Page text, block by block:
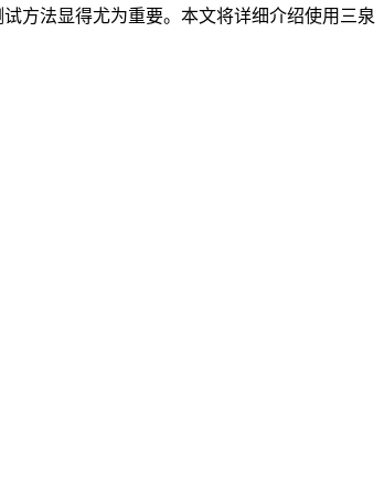
方法显得尤为重要。本文将详细介绍使用三泉